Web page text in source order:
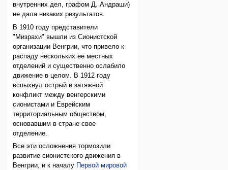
внутренних дел, графом Д. Андраши)
не дала никаких результатов.
В 1910 году представители
"Мизрахи" вышли из Сионистской
организации Венгрии, что привело к
распаду нескольких ее местных
отделений и существенно ослабило
движение в целом. В 1912 году
вспыхнул острый и затяжной
конфликт между венгерскими
сионистами и Еврейским
территориальным обществом,
основавшим в стране свое
отделение.
Все эти осложнения тормозили
развитие сионистского движения в
Венгрии, и к началу Первой мировой